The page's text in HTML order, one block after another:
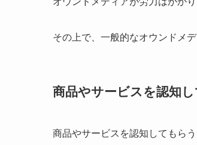
その上で、一般的なオウンドメ
商品やサービスを認知し
商品やサービスを認知してもら